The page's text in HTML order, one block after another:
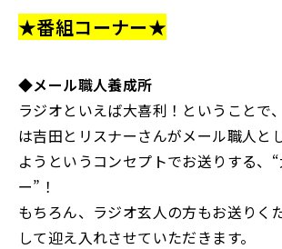
★番組コーナー★
◆メール職人養成所
ラジオといえば大喜利！ということで
は吉田とリスナーさんがメール職人と
ようというコンセプトでお送りする、
ー”！
もちろん、ラジオ玄人の方もお送りく
して迎え入れさせていただきます。